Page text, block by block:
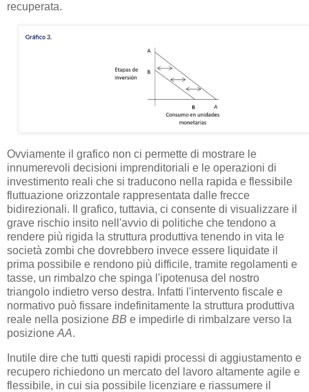
recuperata.
Ovviamente il grafico non ci permette di mostrare le
innumerevoli decisioni imprenditoriali e le operazioni di
investimento reali che si traducono nella rapida e flessibile
fluttuazione orizzontale rappresentata dalle frecce
bidirezionali. Il grafico, tuttavia, ci consente di visualizzare il
grave rischio insito nell'avvio di politiche che tendono a
rendere più rigida la struttura produttiva tenendo in vita le
società zombi che dovrebbero invece essere liquidate il
prima possibile e rendono più difficile, tramite regolamenti e
tasse, un rimbalzo che spinga l'ipotenusa del nostro
triangolo indietro verso destra. Infatti l'intervento fiscale e
normativo può fissare indefinitamente la struttura produttiva
reale nella posizione BB e impedirle di rimbalzare verso la
posizione AA.
Inutile dire che tutti questi rapidi processi di aggiustamento e
recupero richiedono un mercato del lavoro altamente agile e
flessibile, in cui sia possibile licenziare e riassumere il